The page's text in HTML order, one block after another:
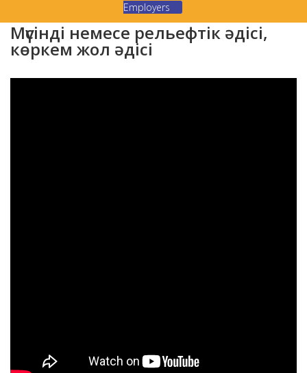
Employers
Мүсінді немесе рельефтік әдісі,
көркем жол әдісі